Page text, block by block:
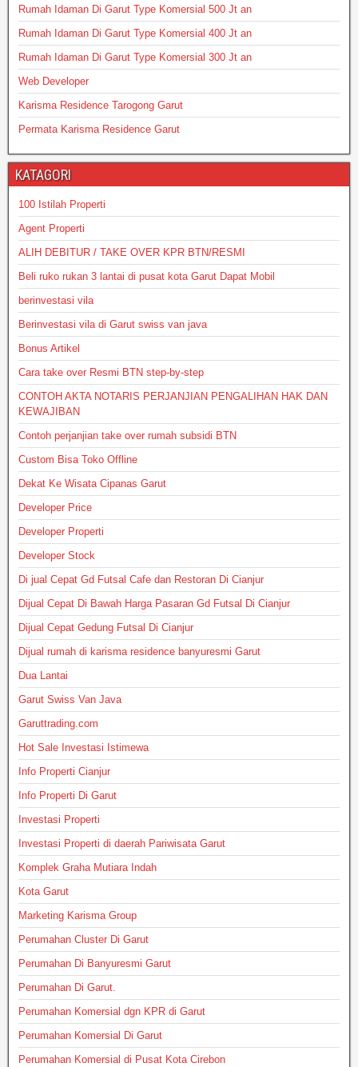
Rumah Idaman Di Garut Type Komersial 500 Jt an
Rumah Idaman Di Garut Type Komersial 400 Jt an
Rumah Idaman Di Garut Type Komersial 300 Jt an
Web Developer
Karisma Residence Tarogong Garut
Permata Karisma Residence Garut
KATAGORI
100 Istilah Properti
Agent Properti
ALIH DEBITUR / TAKE OVER KPR BTN/RESMI
Beli ruko rukan 3 lantai di pusat kota Garut Dapat Mobil
berinvestasi vila
Berinvestasi vila di Garut swiss van java
Bonus Artikel
Cara take over Resmi BTN step-by-step
CONTOH AKTA NOTARIS PERJANJIAN PENGALIHAN HAK DAN
KEWAJIBAN
Contoh perjanjian take over rumah subsidi BTN
Custom Bisa Toko Offline
Dekat Ke Wisata Cipanas Garut
Developer Price
Developer Properti
Developer Stock
Di jual Cepat Gd Futsal Cafe dan Restoran Di Cianjur
Dijual Cepat Di Bawah Harga Pasaran Gd Futsal Di Cianjur
Dijual Cepat Gedung Futsal Di Cianjur
Dijual rumah di karisma residence banyuresmi Garut
Dua Lantai
Garut Swiss Van Java
Garuttrading.com
Hot Sale Investasi Istimewa
Info Properti Cianjur
Info Properti Di Garut
Investasi Properti
Investasi Properti di daerah Pariwisata Garut
Komplek Graha Mutiara Indah
Kota Garut
Marketing Karisma Group
Perumahan Cluster Di Garut
Perumahan Di Banyuresmi Garut
Perumahan Di Garut.
Perumahan Komersial dgn KPR di Garut
Perumahan Komersial Di Garut
Perumahan Komersial di Pusat Kota Cirebon